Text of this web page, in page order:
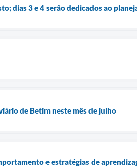
dias 3 e 4 serão dedicados ao
de Betim neste mês de julho
e estratégias de